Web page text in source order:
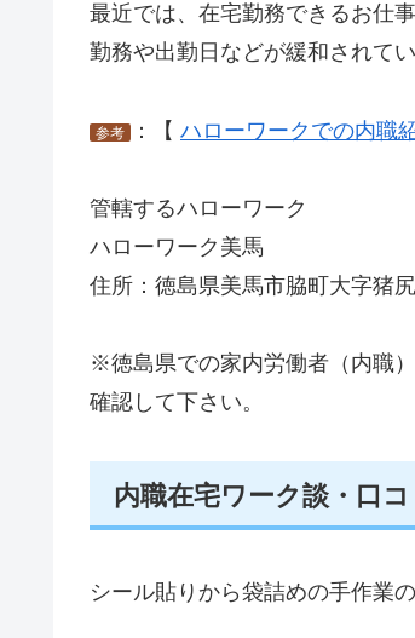
最近では、在宅勤務できるお仕
勤務や出勤日などが緩和されて
参考 ：【 ハローワークでの内職
管轄するハローワーク
ハローワーク美馬
住所：徳島県美馬市脇町大字猪
※徳島県での家内労働者（内職
確認して下さい。
内職在宅ワーク談・口コ
シール貼りから袋詰めの手作業